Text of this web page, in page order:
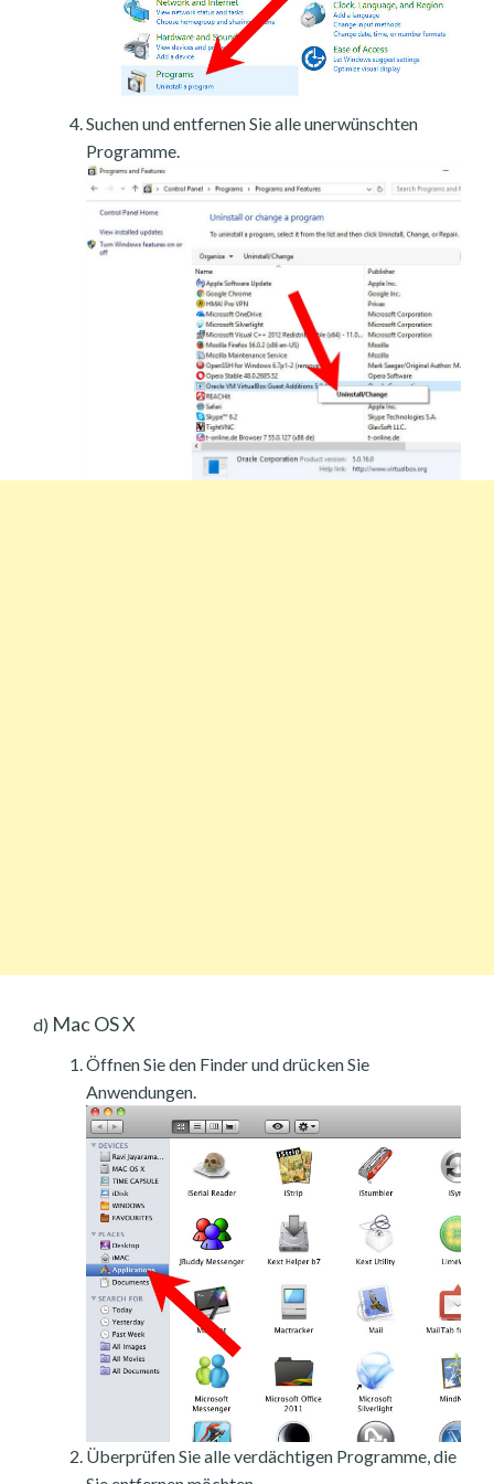
Suchen und entfernen Sie alle unerwünschten
Programme.
d) Mac OS X
Öffnen Sie den Finder und drücken Sie
Anwendungen.
Überprüfen Sie alle verdächtigen Programme, die